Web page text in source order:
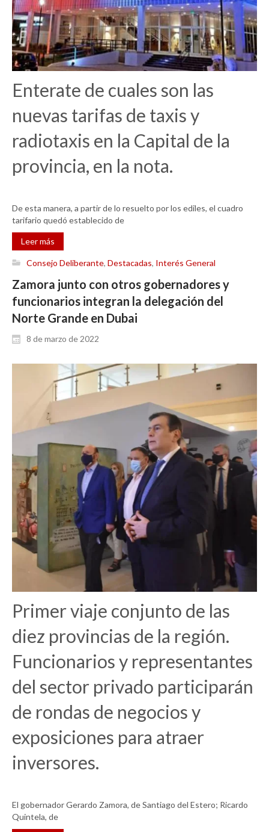
Enterate de cuales son las
nuevas tarifas de taxis y
radiotaxis en la Capital de la
provincia, en la nota.
De esta manera, a partir de lo resuelto por los ediles, el cuadro
tarifario quedó establecido de
Leer más
Consejo Deliberante, Destacadas, Interés General
Zamora junto con otros gobernadores y
funcionarios integran la delegación del
Norte Grande en Dubai
8 de marzo de 2022
Primer viaje conjunto de las
diez provincias de la región.
Funcionarios y representantes
del sector privado participarán
de rondas de negocios y
exposiciones para atraer
inversores.
El gobernador Gerardo Zamora, de Santiago del Estero; Ricardo
Quintela, de